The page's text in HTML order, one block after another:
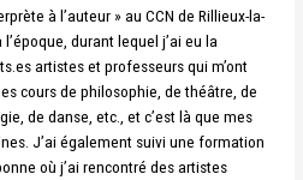
à l’auteur » au CCN de Rillieux-la-
durant lequel j’ai eu la
artistes et professeurs qui m’ont
cours de philosophie, de théâtre, de
de danse, etc., et c’est là que mes
J’ai également suivi une formation
où j’ai rencontré des artistes